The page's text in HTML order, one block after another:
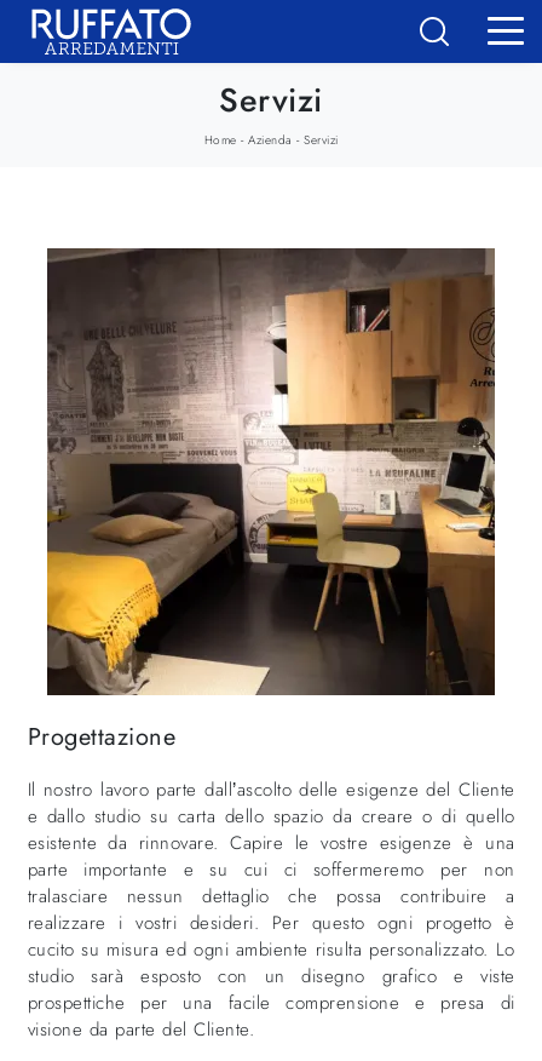
Servizi
Home - Azienda - Servizi
Progettazione
Il nostro lavoro parte dall’ascolto delle esigenze del Cliente
e dallo studio su carta dello spazio da creare o di quello
esistente da rinnovare. Capire le vostre esigenze è una
parte importante e su cui ci soffermeremo per non
tralasciare nessun dettaglio che possa contribuire a
realizzare i vostri desideri. Per questo ogni progetto è
cucito su misura ed ogni ambiente risulta personalizzato. Lo
studio sarà esposto con un disegno grafico e viste
prospettiche per una facile comprensione e presa di
visione da parte del Cliente.